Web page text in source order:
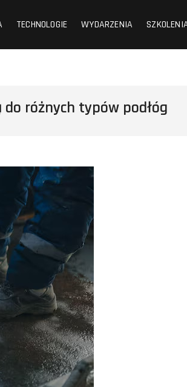
TECHNOLOGIE WYDARZENIA
różnych typów podłóg